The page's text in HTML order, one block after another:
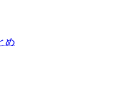
め